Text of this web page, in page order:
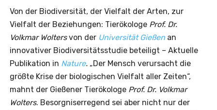
Von der Biodiversität, der Vielfalt der Arten, zur
Vielfalt der Beziehungen: Tierökologe Prof. Dr.
Volkmar Woltersvon der Universität Gießen an
innovativer Biodiversitätsstudie beteiligt – Aktuelle
Publikation in Nature. „Der Mensch verursacht die
größte Krise der biologischen Vielfalt aller Zeiten“,
mahnt der Gießener Tierökologe Prof. Dr. Volkmar
Wolters. Besorgniserregend sei aber nicht nur der